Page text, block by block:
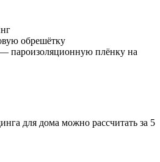
обрешётку
пароизоляционную плёнку на